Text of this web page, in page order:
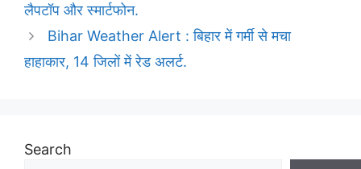
लैपटॉप और स्मार्टफोन.
Bihar Weather Alert : बिहार में गर्मी से मचा
हाहाकार, 14 जिलों में रेड अलर्ट.
Search